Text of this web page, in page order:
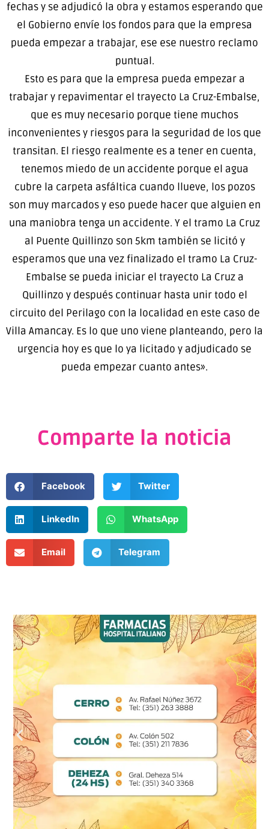
fechas y se adjudicó la obra y estamos esperando que
el Gobierno envíe los fondos para que la empresa
pueda empezar a trabajar, ese ese nuestro reclamo
puntual.
Esto es para que la empresa pueda empezar a
trabajar y repavimentar el trayecto La Cruz-Embalse,
que es muy necesario porque tiene muchos
inconvenientes y riesgos para la seguridad de los que
transitan. El riesgo realmente es a tener en cuenta,
tenemos miedo de un accidente porque el agua
cubre la carpeta asfáltica cuando llueve, los pozos
son muy marcados y eso puede hacer que alguien en
una maniobra tenga un accidente. Y el tramo La Cruz
al Puente Quillinzo son 5km también se licitó y
esperamos que una vez finalizado el tramo La Cruz-
Embalse se pueda iniciar el trayecto La Cruz a
Quillinzo y después continuar hasta unir todo el
circuito del Perilago con la localidad en este caso de
Villa Amancay. Es lo que uno viene planteando, pero la
urgencia hoy es que lo ya licitado y adjudicado se
pueda empezar cuanto antes».
Comparte la noticia
Facebook Twitter
LinkedIn WhatsApp
Email Telegram